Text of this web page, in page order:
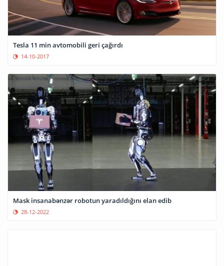
Tesla 11 min avtomobili geri çağırdı
14-10-2017
Mask insanabənzər robotun yaradıldığını elan edib
28-12-2022